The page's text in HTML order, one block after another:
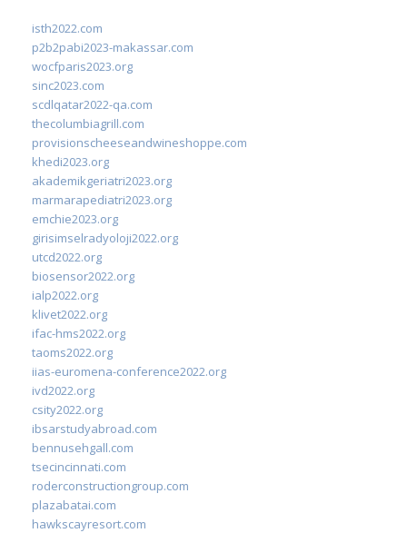
isth2022.com
p2b2pabi2023-makassar.com
wocfparis2023.org
sinc2023.com
scdlqatar2022-qa.com
thecolumbiagrill.com
provisionscheeseandwineshoppe.com
khedi2023.org
akademikgeriatri2023.org
marmarapediatri2023.org
emchie2023.org
girisimselradyoloji2022.org
utcd2022.org
biosensor2022.org
ialp2022.org
klivet2022.org
ifac-hms2022.org
taoms2022.org
iias-euromena-conference2022.org
ivd2022.org
csity2022.org
ibsarstudyabroad.com
bennusehgall.com
tsecincinnati.com
roderconstructiongroup.com
plazabatai.com
hawkscayresort.com